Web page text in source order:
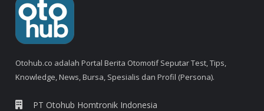
Otohub.co adalah Portal Berita Otomotif Seputar Test, Tips,
Knowledge, News, Bursa, Spesialis dan Profil (Persona).
PT Otohub Homtronik Indonesia